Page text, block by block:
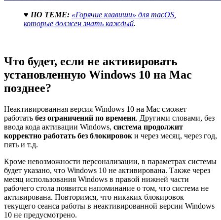
♥ ПО ТЕМЕ: «Горячие клавиши» для macOS,
которые должен знать каждый.
Что будет, если не активировать
установленную Windows 10 на Mac
позднее?
Неактивированная версия Windows 10 на Mac сможет
работать без ограничений по времени. Другими словами, без
ввода кода активации Windows, система продолжит
корректно работать без блокировок и через месяц, через год,
пять и т.д.
Кроме невозможности персонализации, в параметрах системы
будет указано, что Windows 10 не активирована. Также через
месяц использования Windows в правой нижней части
рабочего стола появится напоминание о том, что система не
активирована. Повторимся, что никаких блокировок
текущего сеанса работы в неактивированной версии Windows
10 не предусмотрено.